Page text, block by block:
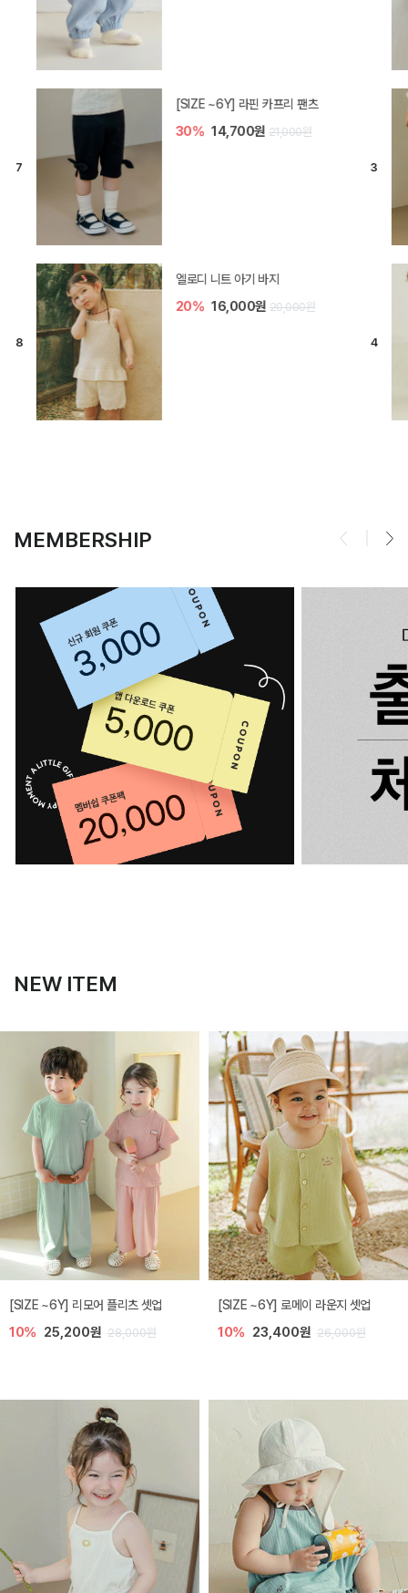
[SIZE ~6Y] 라핀 카프리 팬츠
30% 14,700원 21,000원
엘로디 니트 아기 바지
20% 16,000원 20,000원
MEMBERSHIP
NEW ITEM
[SIZE ~6Y] 리모어 플리츠 셋업
10% 25,200원 28,000원
[SIZE ~6Y] 로메이 라운지 셋업
10% 23,400원 26,000원